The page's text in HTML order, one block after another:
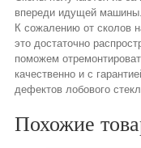
впереди идущей машины.
К сожалению от сколов
это достаточно
поможем
качественно и с
дефектов лобового
Похожие